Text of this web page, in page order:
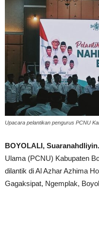
Upacara pelantikan pengurus PCNU
BOYOLALI,
Ulama (PCNU) Kabupaten
dilantik di Al Azhar Azhima
Gagaksipat, Ngemplak,